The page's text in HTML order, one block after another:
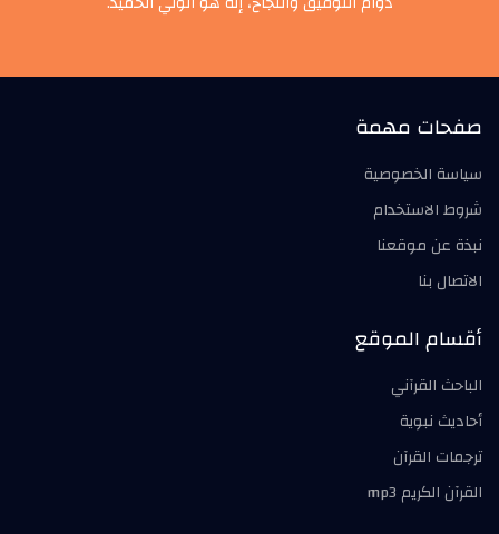
صفحات مهمة
سياسة الخصوصية
شروط الاستخدام
نبذة عن موقعنا
الاتصال بنا
أقسام الموقع
الباحث القرآني
أحاديث نبوية
ترجمات القرآن
القرآن الكريم mp3